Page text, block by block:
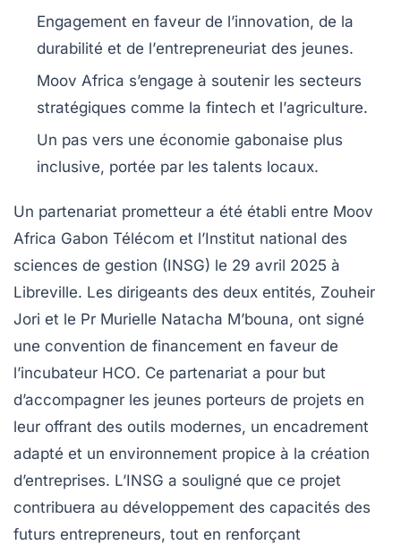
Engagement en faveur de l’innovation, de la
durabilité et de l’entrepreneuriat des jeunes.
Moov Africa s’engage à soutenir les secteurs
stratégiques comme la fintech et l’agriculture.
Un pas vers une économie gabonaise plus
inclusive, portée par les talents locaux.
Un partenariat prometteur a été établi entre Moov
Africa Gabon Télécom et l’Institut national des
sciences de gestion (INSG) le 29 avril 2025 à
Libreville. Les dirigeants des deux entités, Zouheir
Jori et le Pr Murielle Natacha M’bouna, ont signé
une convention de financement en faveur de
l’incubateur HCO. Ce partenariat a pour but
d’accompagner les jeunes porteurs de projets en
leur offrant des outils modernes, un encadrement
adapté et un environnement propice à la création
d’entreprises. L’INSG a souligné que ce projet
contribuera au développement des capacités des
futurs entrepreneurs, tout en renforçant